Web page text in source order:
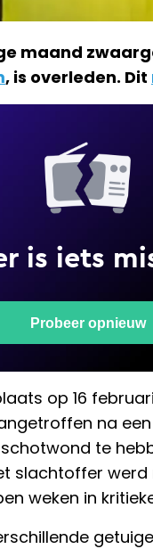
maand
, is overleden. Dit
op 16
na
te
slachtoffer
weken in